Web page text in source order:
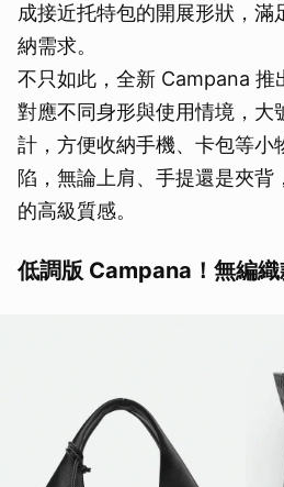
成接近托特包的開展形狀，滿
納需求。
不只如此，全新 Campana 推
對應不同身形與使用情境，大
計，方便收納手機、卡包等小
陷，無論上肩、手提還是夾背
的高級質感。
低調版 Campana！無編